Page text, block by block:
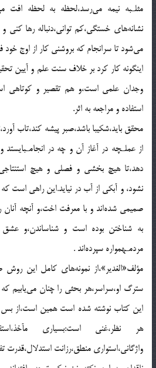
مثلـبه نيمه مى‌رسد،لحظه به لحظه
نشانه‌هاى خستگى،كم توانى،دنباله رها
مى‌شود تا سرانجام كه بروشنى كار از اوج خود
اينگونه كار كرد بر خلاف سنت علم و آيين
وجدان علمى است،و هم تقصير و كوتاهى
استفاده و مراجعه به اثر.
محقق بايد،شكيبا باشد،صبر پيشه كند،تاب
از عملـچه در آغاز آن و چه در
دهد،تا هيچ بخشى و فصلى و هيچ
نشود، و آبكى از آب در نيايد.اين راهى است
صميمى شده‌اند و با معرفت اخت،و آنچه
به شناختن بوده است و شناساندن،و
مردمـهمواره سپرده‌اند .
مؤلف«الغدير»،از نمونه‌هاى كامل اين
سترگ او،سراسر،هر بحثى را چنان مى‌يابيم
اين كتاب نوشته شده است همين است،از
هر نظر،غنى است:بسيارى
واژگانى،استوارى منطق،رزانت استدلال،قدرت